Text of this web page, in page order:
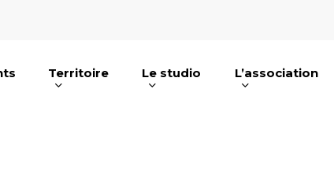
Territoire Le studio L’association